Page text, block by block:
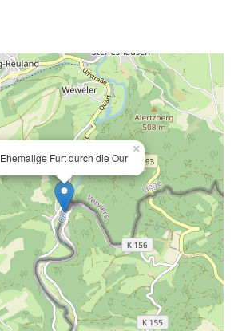
Ehemalige Furt durch die Our
×